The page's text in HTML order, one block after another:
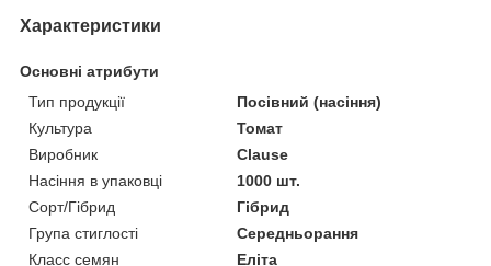
Характеристики
Основні атрибути
Тип продукції
Посівний (насіння)
Культура
Томат
Виробник
Clause
Насіння в упаковці
1000 шт.
Сорт/Гібрид
Гібрид
Група стиглості
Середньорання
Класс семян
Еліта